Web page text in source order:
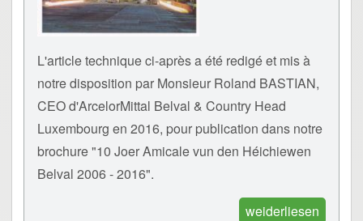
L'article technique ci-après a été redigé et mis à
notre disposition par Monsieur Roland BASTIAN,
CEO d'ArcelorMittal Belval & Country Head
Luxembourg en 2016, pour publication dans notre
brochure "10 Joer Amicale vun den Héichiewen
Belval 2006 - 2016".
weiderliesen